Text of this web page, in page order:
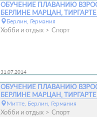
ОБУЧЕНИЕ ПЛАВАНИЮ
БЕРЛИНЕ МАРЦАН,
Берлин, Германия
Хобби и отдых Спорт
31.07.2014
ОБУЧЕНИЕ ПЛАВАНИЮ
БЕРЛИНЕ МАРЦАН,
Митте, Берлин, Германия
Хобби и отдых Спорт